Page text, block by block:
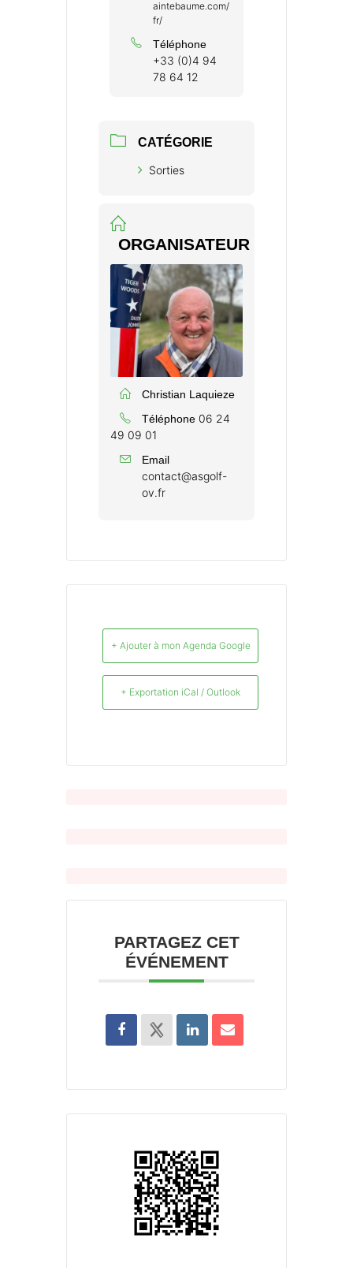
aintebaume.com/
fr/
Téléphone
+33 (0)4 94
78 64 12
CATÉGORIE
Sorties
ORGANISATEUR
Christian Laquieze
Téléphone 06 24
49 09 01
Email
contact@asgolf-
ov.fr
+ Ajouter à mon Agenda Google
+ Exportation iCal / Outlook
PARTAGEZ CET
ÉVÉNEMENT